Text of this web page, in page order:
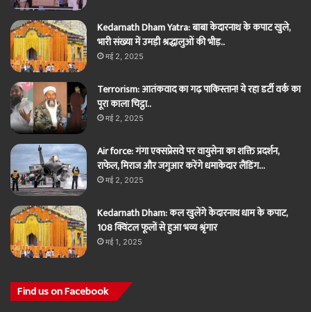
Kedarnath Dham Yatra: बाबा केदारनाथ के कपाट खुले,
भारी संख्या में उमड़ी श्रद्धालुओं की भीड़..
मई 2, 2025
Terrorism: आतंकवाद का गढ़ पाकिस्तान! ये रहा डर्टी वर्क का
पूरा काला चिट्ठा..
मई 2, 2025
Air force: गंगा एक्सप्रेसवे पर वायुसेना का शक्ति प्रदर्शन,
राफेल, मिराज और जगुआर करेंगे धमाकेदार लैंडिंग…
मई 2, 2025
Kedarnath Dham: कल खुलेंगे केदारनाथ धाम के कपाट,
108 क्विंटल फूलों से हुआ भव्य श्रृंगार
मई 1, 2025
Find us on Facebook